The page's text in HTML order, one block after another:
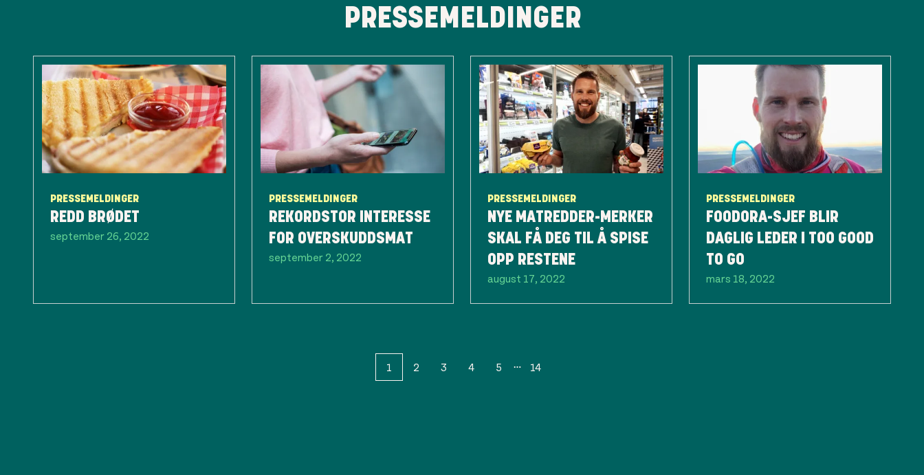
PRESSEMELDINGER
PRESSEMELDINGER
REDD BRØDET
september 26, 2022
PRESSEMELDINGER
REKORDSTOR INTERESSE
FOR OVERSKUDDSMAT
september 2, 2022
PRESSEMELDINGER
NYE MATREDDER-MERKER
SKAL FÅ DEG TIL Å SPISE
OPP RESTENE
august 17, 2022
PRESSEMELDINGER
FOODORA-SJEF BLIR
DAGLIG LEDER I TOO GOOD
TO GO
mars 18, 2022
1 2 3 4 5 14